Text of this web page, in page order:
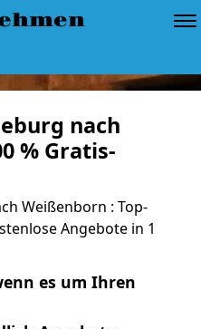
nach
% Gratis-
Weißenborn : Top-
Angebote in 1
es um Ihren